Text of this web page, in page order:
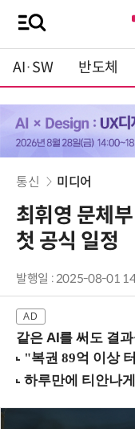
AI·SW 반도체
통신 미디어
최휘영 문체
첫 공식 일정
발행일 : 2025-08-01
같은 AI를 써도 결과